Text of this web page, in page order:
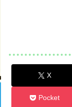
X
Pocket